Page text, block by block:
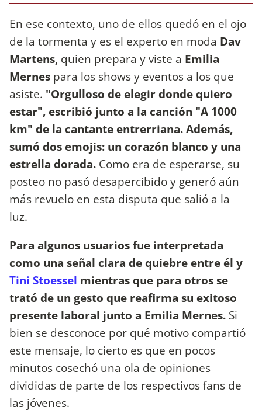
En ese contexto, uno de ellos quedó en el ojo
de la tormenta y es el experto en moda Dav
Martens, quien prepara y viste a Emilia
Mernes para los shows y eventos a los que
asiste. "Orgulloso de elegir donde quiero
estar", escribió junto a la canción "A 1000
km" de la cantante entrerriana. Además,
sumó dos emojis: un corazón blanco y una
estrella dorada. Como era de esperarse, su
posteo no pasó desapercibido y generó aún
más revuelo en esta disputa que salió a la
luz.
Para algunos usuarios fue interpretada
como una señal clara de quiebre entre él y
Tini Stoessel mientras que para otros se
trató de un gesto que reafirma su exitoso
presente laboral junto a Emilia Mernes. Si
bien se desconoce por qué motivo compartió
este mensaje, lo cierto es que en pocos
minutos cosechó una ola de opiniones
divididas de parte de los respectivos fans de
las jóvenes.